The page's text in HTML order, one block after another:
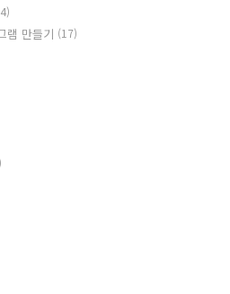
램 만들기 (17)